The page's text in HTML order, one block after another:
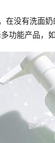
在没有洗面
功能产品，